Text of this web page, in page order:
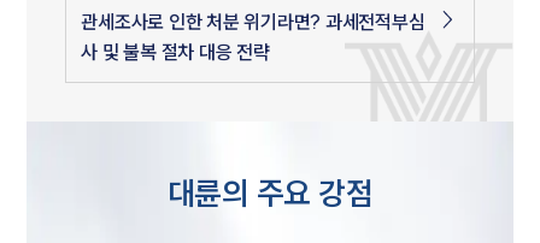
관세조사로 인한 처분 위기라면? 과세전적부심
사 및 불복 절차 대응 전략
대륜의 주요 강점